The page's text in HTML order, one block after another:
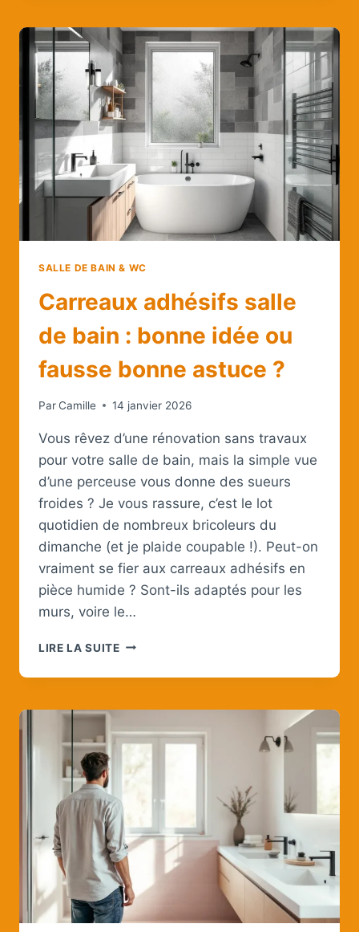
DE
MOSAÏQUE
IMPERMÉABLES
:
TECHNIQUES
ET
ASTUCES
FACILES
À
ADOPTER
SALLE DE BAIN & WC
Carreaux adhésifs salle
de bain : bonne idée ou
fausse bonne astuce ?
ParCamille 14 janvier 2026
Vous rêvez d’une rénovation sans travaux
pour votre salle de bain, mais la simple vue
d’une perceuse vous donne des sueurs
froides ? Je vous rassure, c’est le lot
quotidien de nombreux bricoleurs du
dimanche (et je plaide coupable !). Peut-on
vraiment se fier aux carreaux adhésifs en
pièce humide ? Sont-ils adaptés pour les
murs, voire le…
LIRE LA SUITECARREAUX
SALLE
BAIN :
IDÉE
FAUSSE
ASTUCE ?